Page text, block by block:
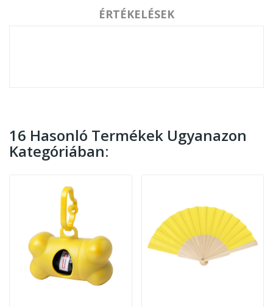
ÉRTÉKELÉSEK
16 Hasonló Termékek Ugyanazon
Kategóriában: